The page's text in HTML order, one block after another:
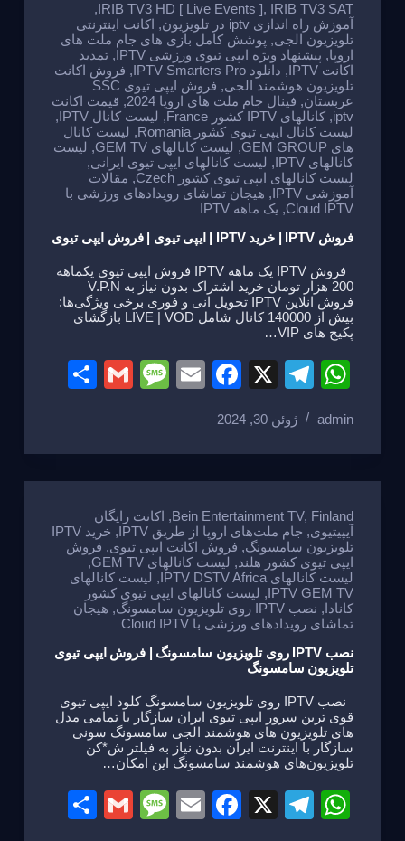
IRIB TV3 HD [ Live Events ], IRIB TV3 SAT
,
آموزش راه اندازی iptv در تلویزیون
, اکانت اینترنتی
تلویزیون الجی, پوشش کامل بازی های جام ملت های
اروپا, پیشنهاد ویژه ایپی تیوی ورزشی IPTV , تمدید
اکانت IPTV
, دانلود IPTV Smarters Pro , فروش اکانت
تلویزیون هوشمند الجی,
فروش ایپی تیوی SSC
عربستان, فینال جام ملت های اروپا 2024 , قیمت اکانت
iptv
, کانالهای IPTV کشور France , لیست کانال IPTV
,
لیست کانال ایپی تیوی کشور Romania
, لیست کانال
های GEM GROUP
, لیست کانالهای GEM TV , لیست
کانالهای IPTV
, لیست کانالهای ایپی تیوی ایرانی,
لیست کانالهای ایپی تیوی کشور Czech
, مقالات
آموزشی IPTV
, هیجان تماشای رویدادهای ورزشی با
Cloud IPTV
, یک ماهه IPTV
فروش IPTV | خرید IPTV | ایپی تیوی | فروش ایپی تیوی
فروش IPTV یک ماهه IPTV فروش ایپی تیوی یکماهه
200 هزار تومان خرید اشتراک بدون نیاز به V.P.N
فروش انلاین IPTV تحویل انی و فوری برخی ویژگی‌ها:
بیش از 140000 کانال شامل LIVE | VOD بازگشای
پکیج های VIP…
W
at
s
A
p
p
T
e
gr
a
m
X
F
e
b
o
o
k
E
M
a
g
e
G
e
admin ژوئن 30, 2024
Bein Entertainment TV, Finland
, اکانت رایگان
آیپیتیوی, جام ملت‌های اروپا از طریق IPTV ,
خرید IPTV
تلویزیون سامسونگ, فروش اکانت ایپی تیوی, فروش
ایپی تیوی کشور هلند , لیست کانالهای GEM TV
,
لیست کانالهای IPTV DSTV Africa
, لیست کانالهای
IPTV GEM TV
, لیست کانالهای ایپی تیوی کشور
کانادا , نصب IPTV روی تلویزیون سامسونگ , هیجان
تماشای رویدادهای ورزشی با Cloud IPTV
نصب IPTV روی تلویزیون سامسونگ | فروش ایپی تیوی
تلویزیون سامسونگ
نصب IPTV روی تلویزیون سامسونگ کلود ایپی تیوی
قوی ترین سرور ایپی تیوی ایران سازگار با تمامی مدل
های تلویزیون های هوشمند الجی سامسونگ سونی
سازگار با اینترنت ایران بدون نیاز به فیلتر ش*کن
تلویزیون‌های هوشمند سامسونگ این امکان…
W
T
X
F
E
M
G